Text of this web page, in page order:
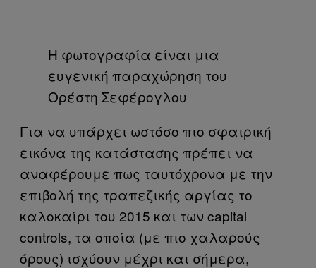
Η φωτογραφία είναι μια
ευγενική παραχώρηση του
Ορέστη Σεφέρογλου
Για να υπάρχει ωστόσο πιο σφαιρική
εικόνα της κατάστασης πρέπει να
αναφέρουμε πως ταυτόχρονα με την
επιβολή της τραπεζικής αργίας το
καλοκαίρι του 2015 και των capital
controls, τα οποία (με πιο χαλαρούς
όρους) ισχύουν μέχρι και σήμερα,